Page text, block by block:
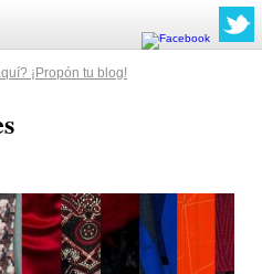
¡Propón tu blog!